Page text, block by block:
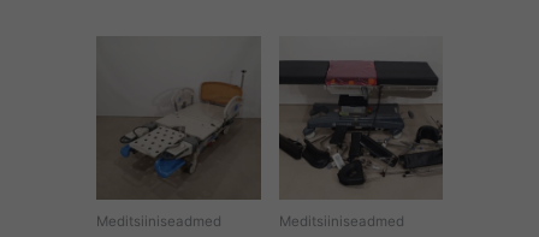
Meditsiiniseadmed Meditsiiniseadmed